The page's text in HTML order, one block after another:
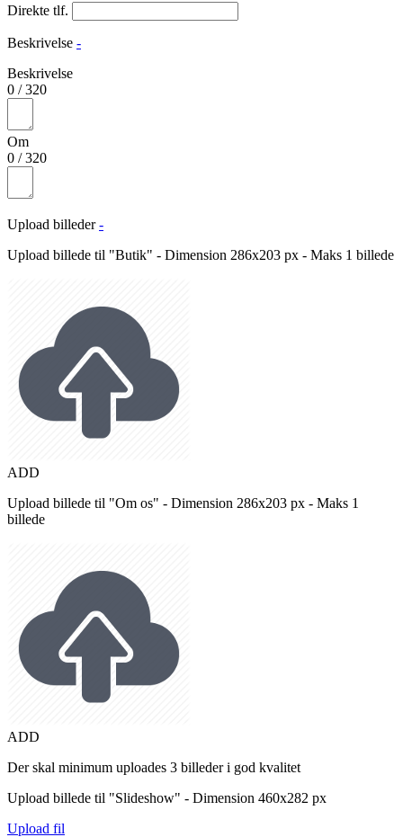
Direkte tlf.
Beskrivelse -
Beskrivelse
0 /320
Om
0 /320
Upload billeder -
Upload billede til "Butik" - Dimension 286x203 px - Maks 1 billede
ADD
Upload billede til "Om os" - Dimension 286x203 px - Maks 1
billede
ADD
Der skal minimum uploades 3 billeder i god kvalitet
Upload billede til "Slideshow" - Dimension 460x282 px
Upload fil